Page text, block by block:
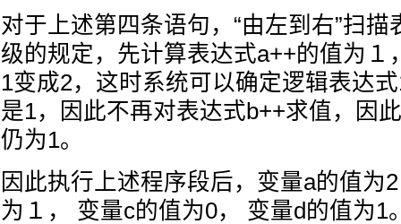
对于上述第四条语句，“由左到右”扫
级的规定，先计算表达式a++的值为１
1变成2，这时系统可以确定逻辑表达
是1，因此不再对表达式b++求值，因
仍为1。
因此执行上述程序段后，变量a的值为
为１， 变量c的值为0， 变量d的值为1